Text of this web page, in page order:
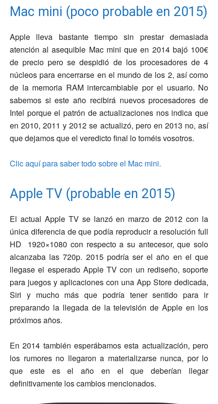
Mac mini (poco probable en 2015)
Apple lleva bastante tiempo sin prestar demasiada
atención al asequible Mac mini que en 2014 bajó 100€
de precio pero se despidió de los procesadores de 4
núcleos para encerrarse en el mundo de los 2, así como
de la memoria RAM intercambiable por el usuario. No
sabemos si este año recibirá nuevos procesadores de
Intel porque el patrón de actualizaciones nos indica que
en 2010, 2011 y 2012 se actualizó, pero en 2013 no, así
que dejamos que el veredicto final lo toméis vosotros.
Clic aquí para saber todo sobre el Mac mini.
Apple TV (probable en 2015)
El actual Apple TV se lanzó en marzo de 2012 con la
única diferencia de que podía reproducir a resolución full
HD 1920×1080 con respecto a su antecesor, que solo
alcanzaba las 720p. 2015 podría ser el año en el que
llegase el esperado Apple TV con un rediseño, soporte
para juegos y aplicaciones con una App Store dedicada,
Siri y mucho más que podría tener sentido para ir
preparando la llegada de la televisión de Apple en los
próximos años.
En 2014 también esperábamos esta actualización, pero
los rumores no llegaron a materializarse nunca, por lo
que este es el año en el que deberían llegar
definitivamente los cambios mencionados.